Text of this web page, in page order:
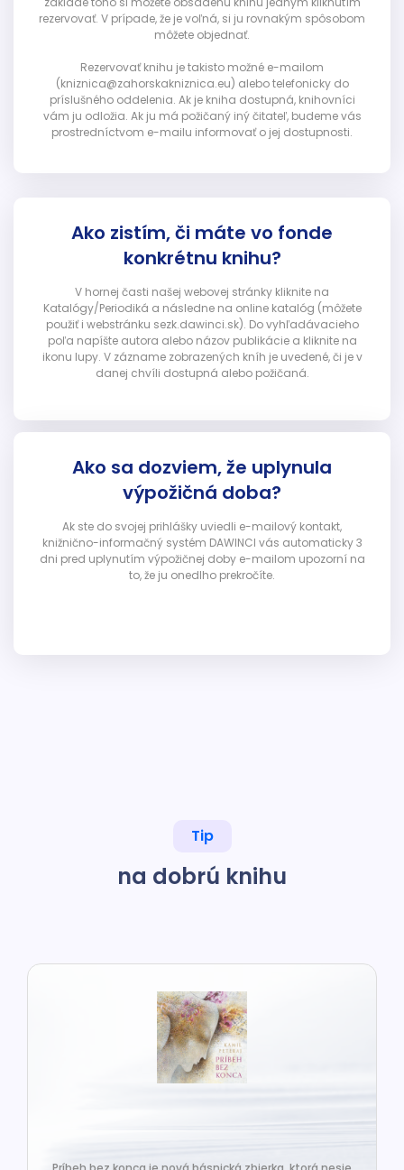
rezervovať. V prípade, že je voľná, si ju rovnakým spôsobom
môžete objednať.
Rezervovať knihu je takisto možné e-mailom
(kniznica@zahorskakniznica.eu) alebo telefonicky do
príslušného oddelenia. Ak je kniha dostupná, knihovníci
vám ju odložia. Ak ju má požičaný iný čitateľ, budeme vás
prostredníctvom e-mailu informovať o jej dostupnosti.
Ako zistím, či máte vo fonde
konkrétnu knihu?
V hornej časti našej webovej stránky kliknite na
Katalógy/Periodiká a následne na online katalóg (môžete
použiť i webstránku sezk.dawinci.sk). Do vyhľadávacieho
poľa napíšte autora alebo názov publikácie a kliknite na
ikonu lupy. V zázname zobrazených kníh je uvedené, či je v
danej chvíli dostupná alebo požičaná.
Ako sa dozviem, že uplynula
výpožičná doba?
Ak ste do svojej prihlášky uviedli e-mailový kontakt,
knižnično-informačný systém DAWINCI vás automaticky 3
dni pred uplynutím výpožičnej doby e-mailom upozorní na
to, že ju onedlho prekročíte.
Tip
na dobrú knihu